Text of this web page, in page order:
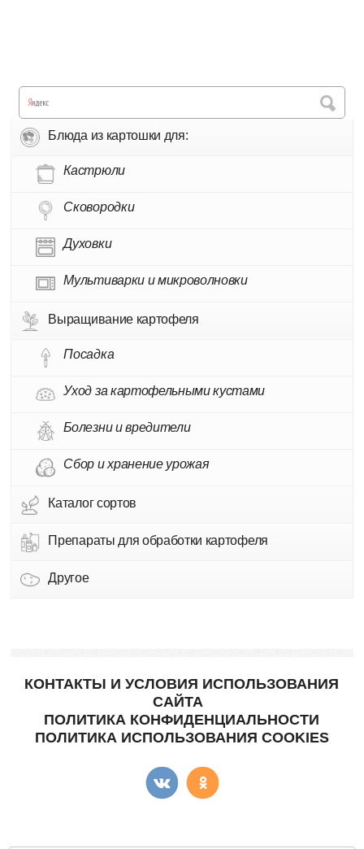
Блюда из картошки для:
Кастрюли
Сковородки
Духовки
Мультиварки и микроволновки
Выращивание картофеля
Посадка
Уход за картофельными кустами
Болезни и вредители
Сбор и хранение урожая
Каталог сортов
Препараты для обработки картофеля
Другое
КОНТАКТЫ И УСЛОВИЯ ИСПОЛЬЗОВАНИЯ
САЙТА
ПОЛИТИКА КОНФИДЕНЦИАЛЬНОСТИ
ПОЛИТИКА ИСПОЛЬЗОВАНИЯ COOKIES